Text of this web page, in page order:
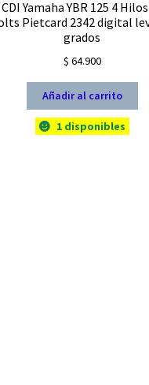
CDI Yamaha YBR 125 4
Pietcard 2342 digital
grados
$ 64.900
Añadir al carrito
1 disponibles